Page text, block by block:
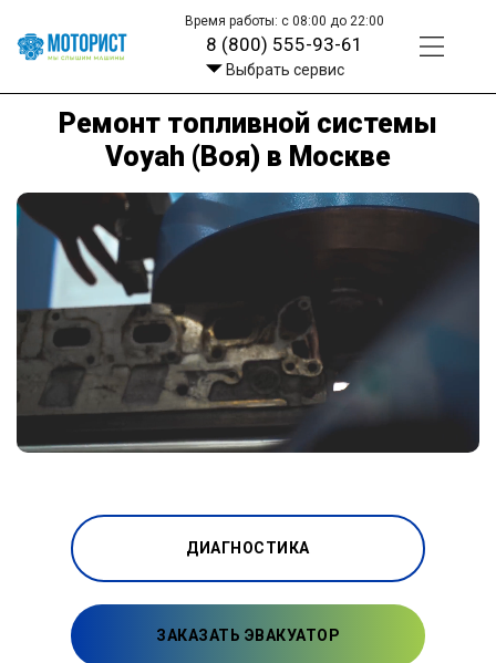
Время работы: с 08:00 до 22:00
8 (800) 555-93-61
Выбрать сервис
Ремонт топливной системы
Voyah (Воя) в Москве
ДИАГНОСТИКА
ЗАКАЗАТЬ ЭВАКУАТОР